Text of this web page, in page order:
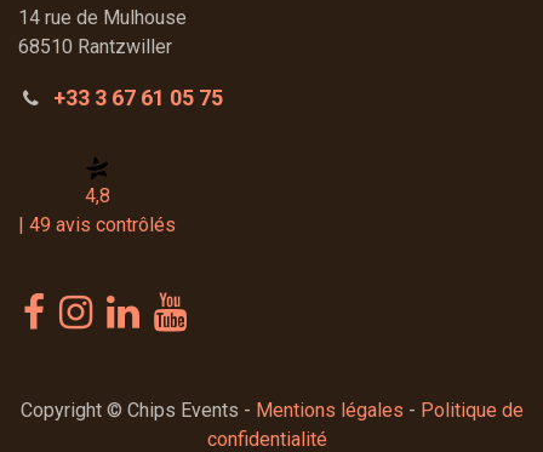
14 rue de Mulhouse
68510 Rantzwiller
+33 3 67 61 05 75
4,8
| 49 avis contrôlés
Copyright © Chips Events - Mentions légales - Politique de
confidentialité